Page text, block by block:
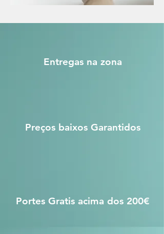
Entregas na zona
Preços baixos Garantidos
Portes Gratis acima dos 200€